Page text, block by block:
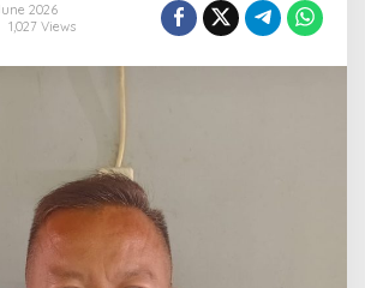
2026
1,027 Views